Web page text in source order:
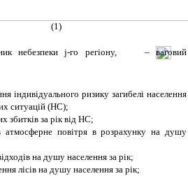
(1)
небезпекиj-го регіону, – ваговий
індивідуального ризику загибелі населення
ситуацій (НС);
збитків за рік від НС;
атмосферне повітря в розрахунку на душу
на душу населення за рік;
лісів на душу населення за рік;